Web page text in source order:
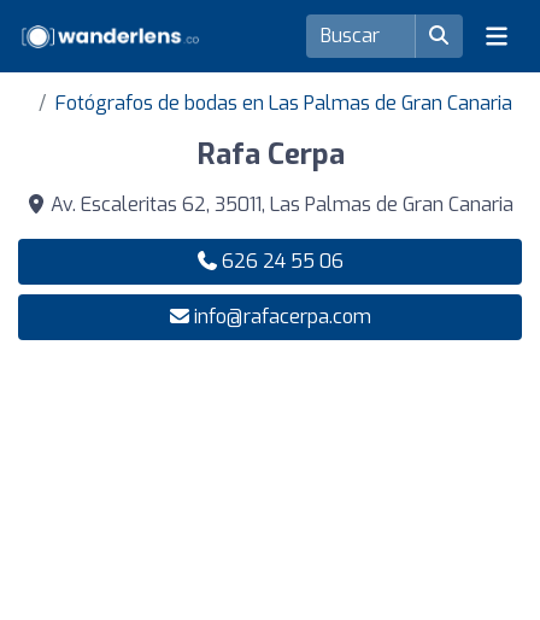
Fotógrafos de bodas en Las Palmas de Gran Canaria
Rafa Cerpa
Av. Escaleritas 62, 35011, Las Palmas de Gran Canaria
626 24 55 06
info@rafacerpa.com